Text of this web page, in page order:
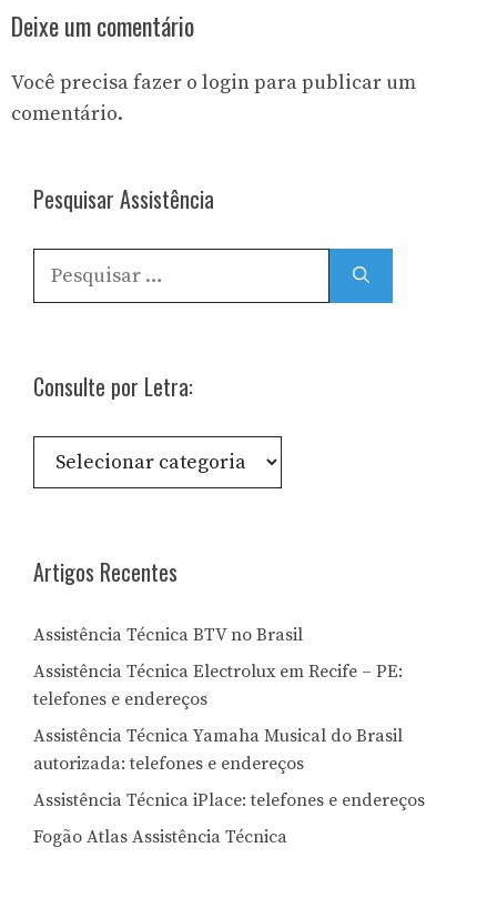
Deixe um comentário
Você precisa fazer o loginpara publicar um
comentário.
Pesquisar Assistência
Pesquisar
por:
Consulte por Letra:
Consulte
Artigos Recentes
Assistência Técnica BTV no Brasil
Assistência Técnica Electrolux em Recife – PE:
telefones e endereços
Assistência Técnica Yamaha Musical do Brasil
autorizada: telefones e endereços
Assistência Técnica iPlace: telefones e endereços
Fogão Atlas Assistência Técnica